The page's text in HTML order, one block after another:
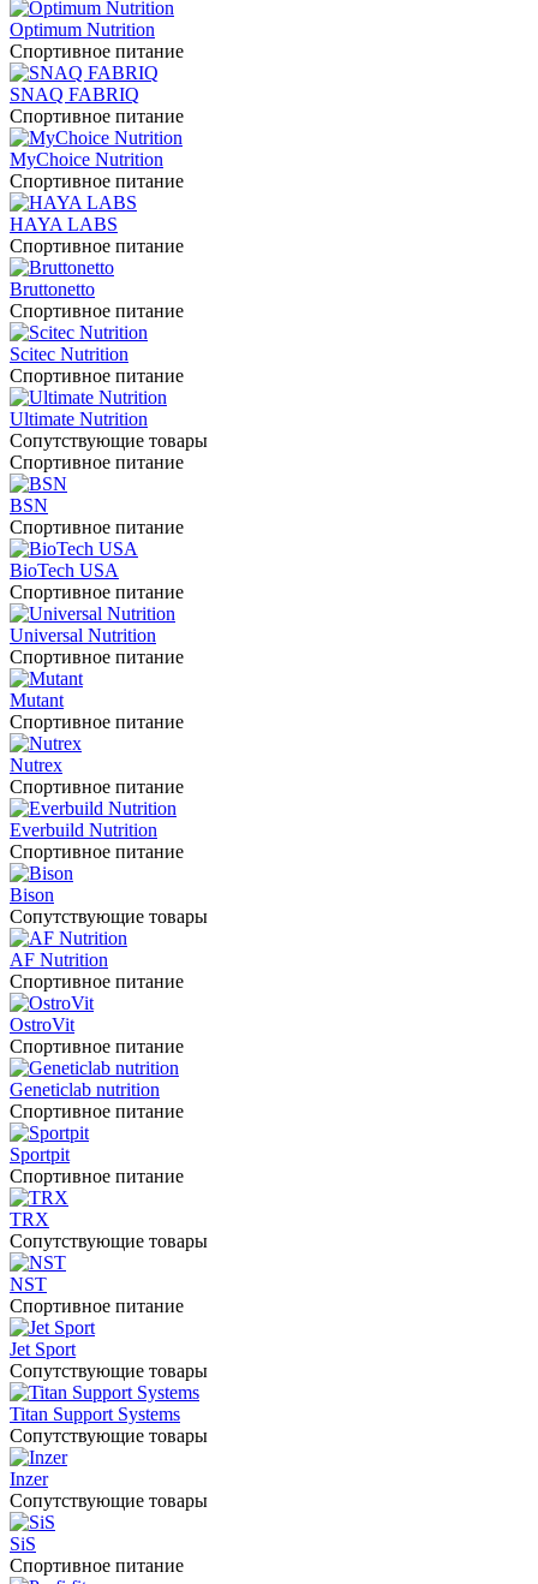
Optimum Nutrition
Спортивное питание
SNAQ FABRIQ
Спортивное питание
MyChoice Nutrition
Спортивное питание
HAYA LABS
Спортивное питание
Bruttonetto
Спортивное питание
Scitec Nutrition
Спортивное питание
Ultimate Nutrition
Сопутствующие товары
Спортивное питание
BSN
Спортивное питание
BioTech USA
Спортивное питание
Universal Nutrition
Спортивное питание
Mutant
Спортивное питание
Nutrex
Спортивное питание
Everbuild Nutrition
Спортивное питание
Bison
Сопутствующие товары
AF Nutrition
Спортивное питание
OstroVit
Спортивное питание
Geneticlab nutrition
Спортивное питание
Sportpit
Спортивное питание
TRX
Сопутствующие товары
NST
Спортивное питание
Jet Sport
Сопутствующие товары
Titan Support Systems
Сопутствующие товары
Inzer
Сопутствующие товары
SiS
Спортивное питание